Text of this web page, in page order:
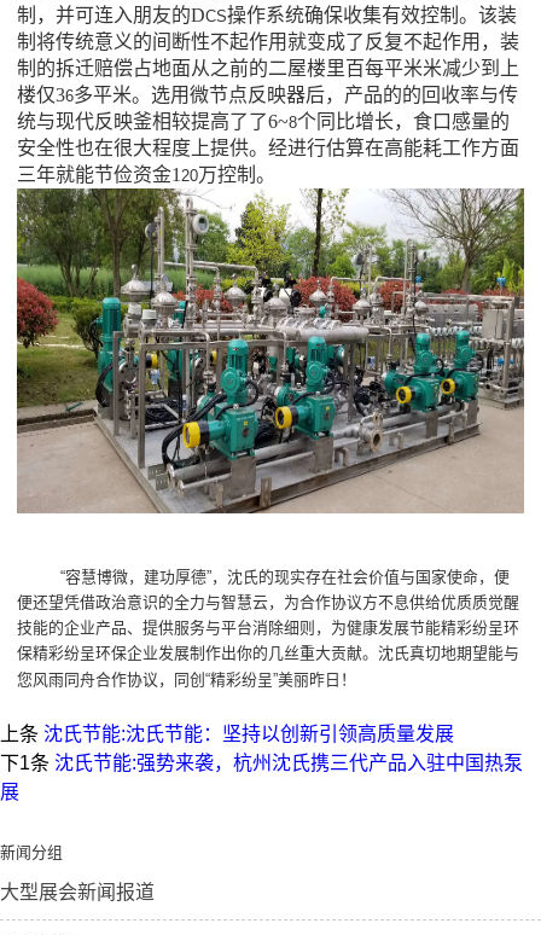
制，并可连入朋友的DCS操作系统确保收集有效控制。该装
制将传统意义的间断性不起作用就变成了反复不起作用，装
制的拆迁赔偿占地面从之前的二屋楼里百每平米米减少到上
楼仅36多平米。选用微节点反映器后，产品的的回收率与传
统与现代反映釜相较提高了了6~8个同比增长，食口感量的
安全性也在很大程度上提供。经进行估算在高能耗工作方面
三年就能节俭资金1 20万控制。
“容慧博微，建功厚德”，沈氏的现实存在社会价值与国家使命，便
便还望凭借政治意识的全力与智慧云，为合作协议方不息供给优质质觉醒
技能的企业产品、提供服务与平台消除细则，为健康发展节能精彩纷呈环
保精彩纷呈环保企业发展制作出你的几丝重大贡献。沈氏真切地期望能与
您风雨同舟合作协议，同创“精彩纷呈”美丽昨日！
上条 沈氏节能:沈氏节能：坚持以创新引领高质量发展
下1条 沈氏节能:强势来袭，杭州沈氏携三代产品入驻中国热泵
展
新闻分组
大型展会新闻报道